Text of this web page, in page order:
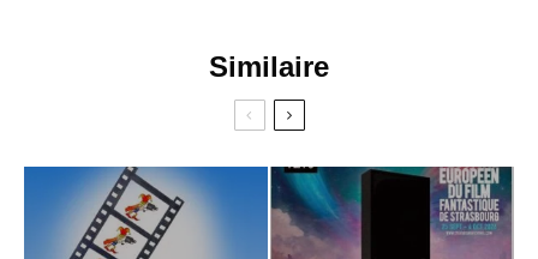
Similaire